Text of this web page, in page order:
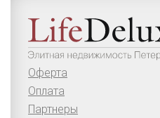
Оферта
Оплата
Партнеры